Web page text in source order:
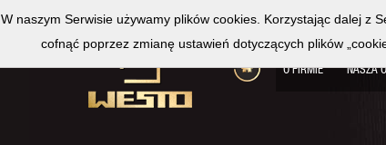
O FIRMIE NASZA
W naszym Serwisie używamy plików cookies. Korzystając dalej z
cofnąć poprzez zmianę ustawień dotyczących plików